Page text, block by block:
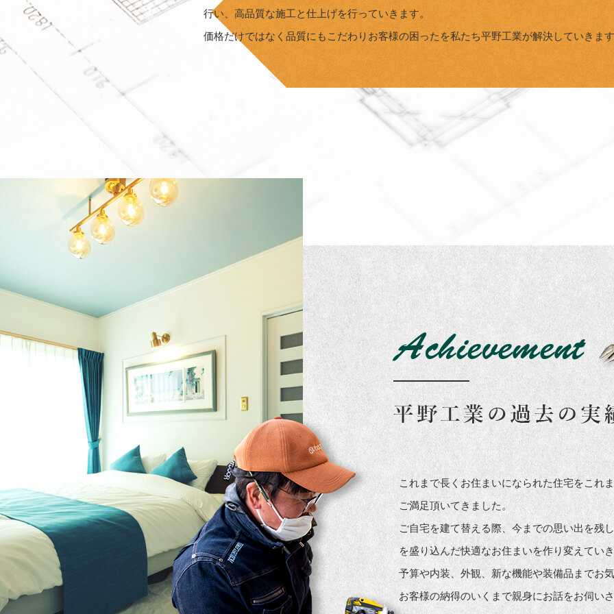
行い、高品質な施工と仕上げを行っていきます。
価格だけではなく品質にもこだわりお客様の困ったを私たち平野工業が解決していきま
これまで長くお住まいになられた住宅をこれ
ご満足頂いてきました。
ご自宅を建て替える際、今までの思い出を残
を盛り込んだ快適なお住まいを作り変えてい
予算や内装、外観、新な機能や装備品までお
お客様の納得のいくまで親身にお話をお伺い